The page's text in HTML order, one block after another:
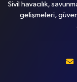
Sivil havacılık,
gelişmeleri,